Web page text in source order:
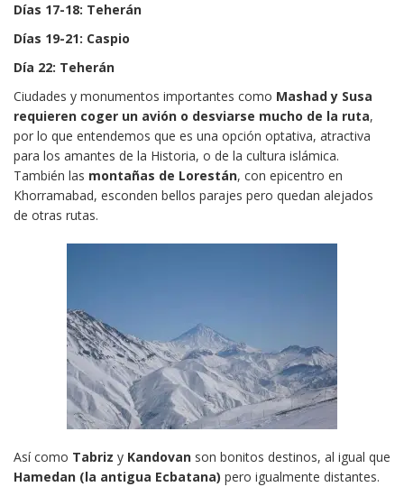
Días 17-18: Teherán
Días 19-21: Caspio
Día 22: Teherán
Ciudades y monumentos importantes como Mashad y Susa
requieren coger un avión o desviarse mucho de la ruta,
por lo que entendemos que es una opción optativa, atractiva
para los amantes de la Historia, o de la cultura islámica.
También las montañas de Lorestán, con epicentro en
Khorramabad, esconden bellos parajes pero quedan alejados
de otras rutas.
Así como Tabriz y Kandovan son bonitos destinos, al igual que
Hamedan (la antigua Ecbatana) pero igualmente distantes.